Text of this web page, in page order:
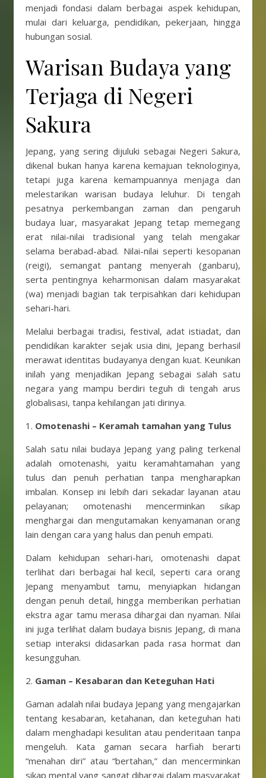
menjadi fondasi dalam berbagai aspek kehidupan,
mulai dari keluarga, pendidikan, pekerjaan, hingga
hubungan sosial.
Warisan Budaya yang
Terjaga di Negeri
Sakura
Jepang, yang sering dijuluki sebagai Negeri Sakura,
dikenal bukan hanya karena kemajuan teknologinya,
tetapi juga karena kemampuannya menjaga dan
melestarikan warisan budaya leluhur. Di tengah
pesatnya perkembangan zaman dan pengaruh
budaya luar, masyarakat Jepang tetap memegang
erat nilai-nilai tradisional yang telah mengakar
selama berabad-abad. Nilai-nilai seperti kesopanan
(reigi), semangat pantang menyerah (ganbaru),
serta pentingnya keharmonisan dalam masyarakat
(wa) menjadi bagian tak terpisahkan dari kehidupan
sehari-hari.
Melalui berbagai tradisi, festival, adat istiadat, dan
pendidikan karakter sejak usia dini, Jepang berhasil
merawat identitas budayanya dengan kuat. Keunikan
inilah yang menjadikan Jepang sebagai salah satu
negara yang mampu berdiri teguh di tengah arus
globalisasi, tanpa kehilangan jati dirinya.
1. Omotenashi – Keramah tamahan yang Tulus
Salah satu nilai budaya Jepang yang paling terkenal
adalah omotenashi, yaitu keramahtamahan yang
tulus dan penuh perhatian tanpa mengharapkan
imbalan. Konsep ini lebih dari sekadar layanan atau
pelayanan; omotenashi mencerminkan sikap
menghargai dan mengutamakan kenyamanan orang
lain dengan cara yang halus dan penuh empati.
Dalam kehidupan sehari-hari, omotenashi dapat
terlihat dari berbagai hal kecil, seperti cara orang
Jepang menyambut tamu, menyiapkan hidangan
dengan penuh detail, hingga memberikan perhatian
ekstra agar tamu merasa dihargai dan nyaman. Nilai
ini juga terlihat dalam budaya bisnis Jepang, di mana
setiap interaksi didasarkan pada rasa hormat dan
kesungguhan.
2. Gaman – Kesabaran dan Keteguhan Hati
Gaman adalah nilai budaya Jepang yang mengajarkan
tentang kesabaran, ketahanan, dan keteguhan hati
dalam menghadapi kesulitan atau penderitaan tanpa
mengeluh. Kata gaman secara harfiah berarti
“menahan diri” atau “bertahan,” dan mencerminkan
sikap mental yang sangat dihargai dalam masyarakat